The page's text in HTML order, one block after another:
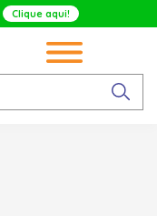
Clique aqui!